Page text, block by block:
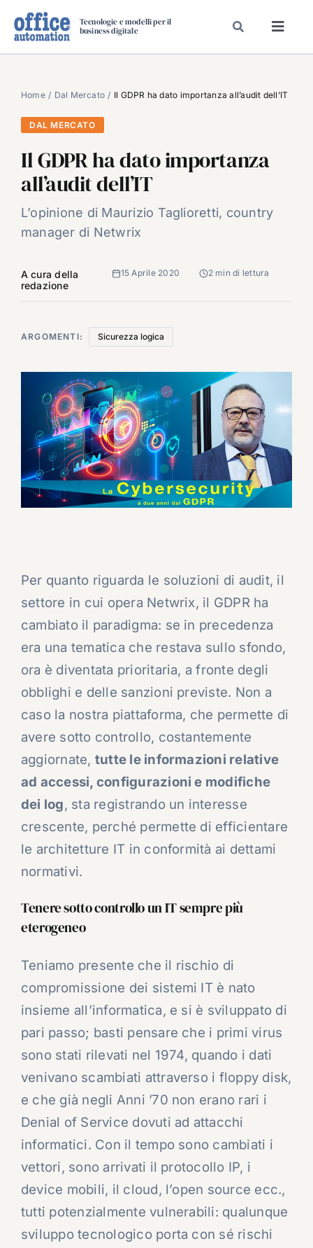
Tecnologie e modelli per il
business digitale
SPECIAL PAPER
TAVOLE ROTONDE DI REDAZIONE
CARRIERE
VIDEO
EVENTI
Home Dal Mercato Il GDPR ha dato importanza all’audit dell’IT
DAL MERCATO
Il GDPR ha dato importanza
all’audit dell’IT
L’opinione di Maurizio Taglioretti, country
manager di Netwrix
A cura della
redazione
15 Aprile 2020 2 min di lettura
ARGOMENTI: Sicurezza logica
Per quanto riguarda le soluzioni di audit, il
settore in cui opera Netwrix, il GDPR ha
cambiato il paradigma: se in precedenza
era una tematica che restava sullo sfondo,
ora è diventata prioritaria, a fronte degli
obblighi e delle sanzioni previste. Non a
caso la nostra piattaforma, che permette di
avere sotto controllo, costantemente
aggiornate, tutte le informazioni relative
ad accessi, configurazioni e modifiche
dei log, sta registrando un interesse
crescente, perché permette di efficientare
le architetture IT in conformità ai dettami
normativi.
Tenere sotto controllo un IT sempre più
eterogeneo
Teniamo presente che il rischio di
compromissione dei sistemi IT è nato
insieme all’informatica, e si è sviluppato di
pari passo; basti pensare che i primi virus
sono stati rilevati nel 1974, quando i dati
venivano scambiati attraverso i floppy disk,
e che già negli Anni ’70 non erano rari i
Denial of Service dovuti ad attacchi
informatici. Con il tempo sono cambiati i
vettori, sono arrivati il protocollo IP, i
device mobili, il cloud, l’open source ecc.,
tutti potenzialmente vulnerabili: qualunque
sviluppo tecnologico porta con sé rischi